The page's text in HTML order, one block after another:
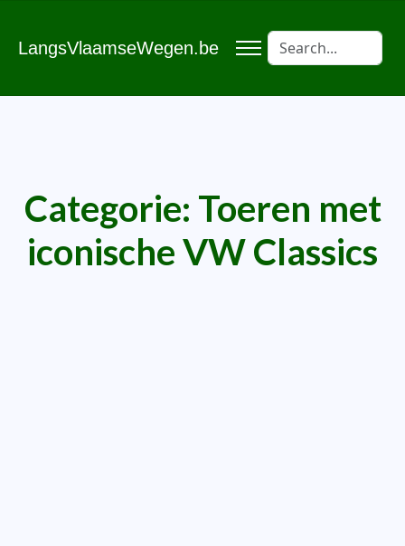
LangsVlaamseWegen.be
Categorie: Toeren met
iconische VW Classics